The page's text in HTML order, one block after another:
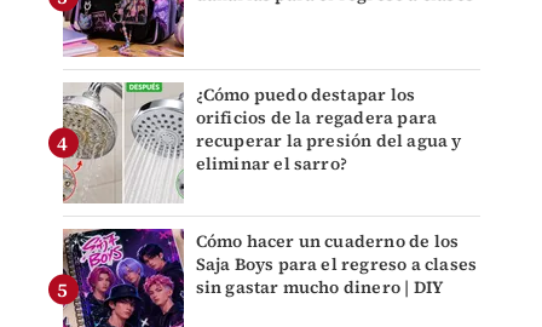
¿Cómo puedo destapar los
orificios de la regadera para
recuperar la presión del agua y
eliminar el sarro?
Cómo hacer un cuaderno de los
Saja Boys para el regreso a clases
sin gastar mucho dinero | DIY